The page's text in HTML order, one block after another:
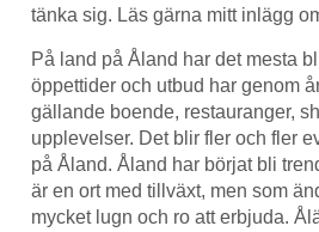
tänka sig. Läs gärna mitt inlägg
På land på Åland har det mesta
öppettider och utbud har genom
gällande boende, restauranger,
upplevelser. Det blir fler och fler
på Åland. Åland har börjat bli
är en ort med tillväxt, men som
mycket lugn och ro att erbjuda.